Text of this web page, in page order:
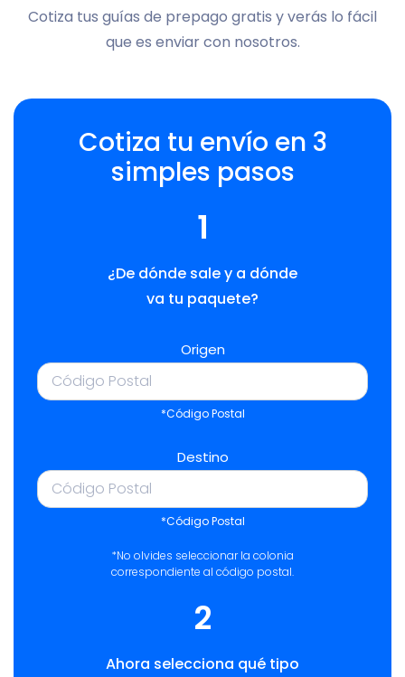
Cotiza tus guías de prepago gratis y verás lo fácil
que es enviar con nosotros.
Cotiza tu envío en 3
simples pasos
1
¿De dónde sale y a dónde
va tu paquete?
Origen
*Código Postal
Destino
*Código Postal
*No olvides seleccionar la colonia
correspondiente al código postal.
2
Ahora selecciona qué tipo